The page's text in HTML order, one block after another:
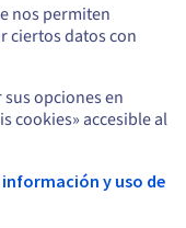
nos permiten
ciertos datos con
opciones en
cookies» accesible al
y uso de